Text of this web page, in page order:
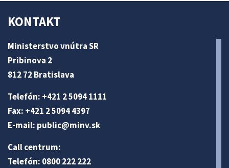
KONTAKT
Ministerstvo vnútra SR
Pribinova 2
812 72 Bratislava
Telefón: +421 2 5094 1111
Fax: +421 2 5094 4397
E-mail: public@minv.sk
Call centrum:
Telefón: 0800 222 222